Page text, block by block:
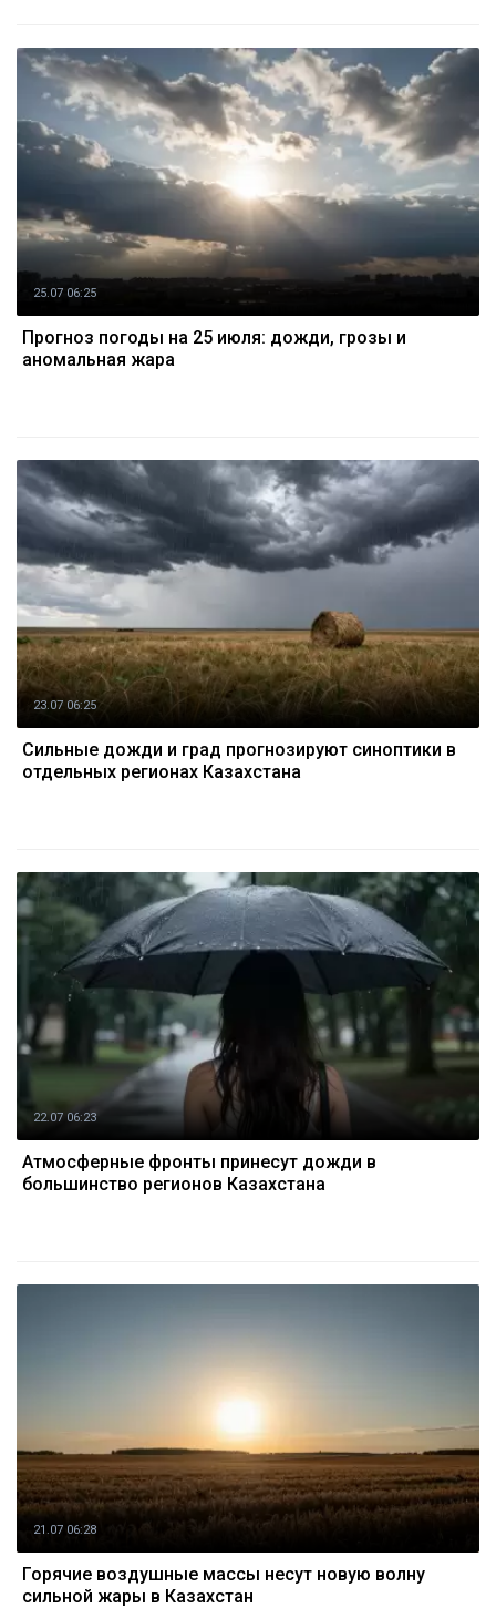
25.07 06:25
Прогноз погоды на 25 июля: дожди, грозы и
аномальная жара
23.07 06:25
Сильные дожди и град прогнозируют синоптики в
отдельных регионах Казахстана
22.07 06:23
Атмосферные фронты принесут дожди в
большинство регионов Казахстана
21.07 06:28
Горячие воздушные массы несут новую волну
сильной жары в Казахстан